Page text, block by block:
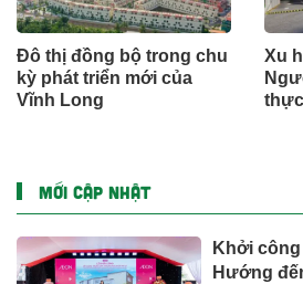
Đô thị đồng bộ trong chu
kỳ phát triển mới của
Vĩnh Long
Xu
MỚI CẬP NHẬT
Khởi
Hướng